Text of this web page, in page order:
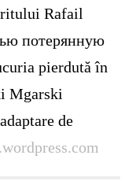
Rafail
потерянную
pierdută în
Mgarski
de